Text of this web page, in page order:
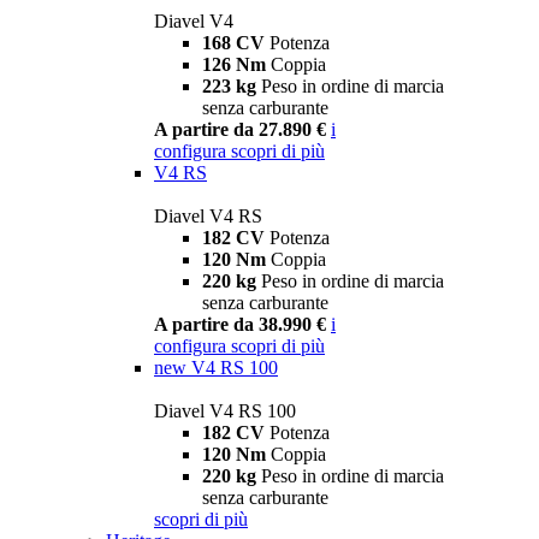
Diavel V4
168 CV Potenza
126 Nm Coppia
223 kg Peso in ordine di marcia
senza carburante
A partire da 27.890 € i
configura scopri di più
V4 RS
Diavel V4 RS
182 CV Potenza
120 Nm Coppia
220 kg Peso in ordine di marcia
senza carburante
A partire da 38.990 € i
configura scopri di più
new V4 RS 100
Diavel V4 RS 100
182 CV Potenza
120 Nm Coppia
220 kg Peso in ordine di marcia
senza carburante
scopri di più